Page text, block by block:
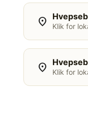
location_on Klik for
location_on Klik for